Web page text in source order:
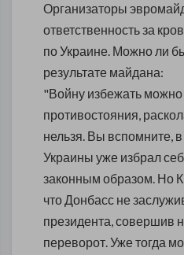
Организаторы
ответственность за
по Украине. Можно ли
результате майдана:
"Войну избежать
противостояния,
нельзя. Вы вспомните,
Украины уже избрал
законным образом. Но
что Донбасс не
президента, совершив
переворот. Уже тогда